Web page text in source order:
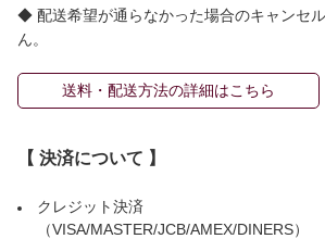
◆ 配送希望が通らなかった場合のキャンセ
ん。
送料・配送方法の詳細はこちら
【 決済について 】
クレジット決済
（VISA/MASTER/JCB/AMEX/DINERS）